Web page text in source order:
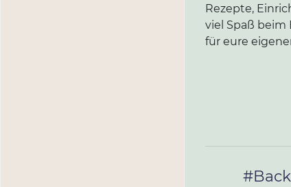
Rezepte,
viel Spaß
für eure